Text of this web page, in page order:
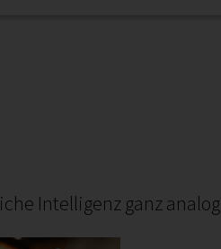
Intelligenz ganz analog